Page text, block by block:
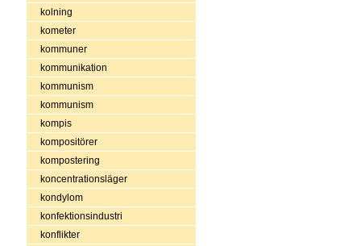
kolning
kometer
kommuner
kommunikation
kommunism
kommunism
kompis
kompositörer
kompostering
koncentrationsläger
kondylom
konfektionsindustri
konflikter